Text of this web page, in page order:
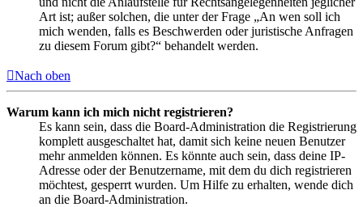
Art ist; außer solchen, die unter der Frage „An wen soll ich
mich wenden, falls es Beschwerden oder juristische Anfragen
zu diesem Forum gibt?“ behandelt werden.
Nach oben
Warum kann ich mich nicht registrieren?
Es kann sein, dass die Board-Administration die Registrierung
komplett ausgeschaltet hat, damit sich keine neuen Benutzer
mehr anmelden können. Es könnte auch sein, dass deine IP-
Adresse oder der Benutzername, mit dem du dich registrieren
möchtest, gesperrt wurden. Um Hilfe zu erhalten, wende dich
an die Board-Administration.